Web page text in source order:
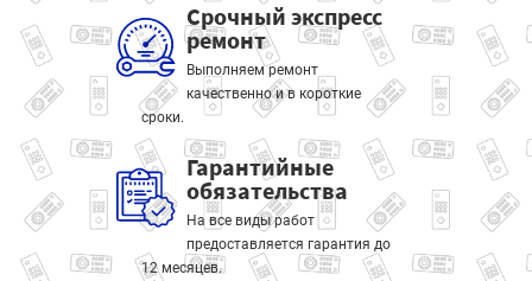
Срочный экспресс
ремонт
Выполняем ремонт
качественно и в короткие
сроки.
Гарантийные
обязательства
На все виды работ
предоставляется гарантия до
12 месяцев.